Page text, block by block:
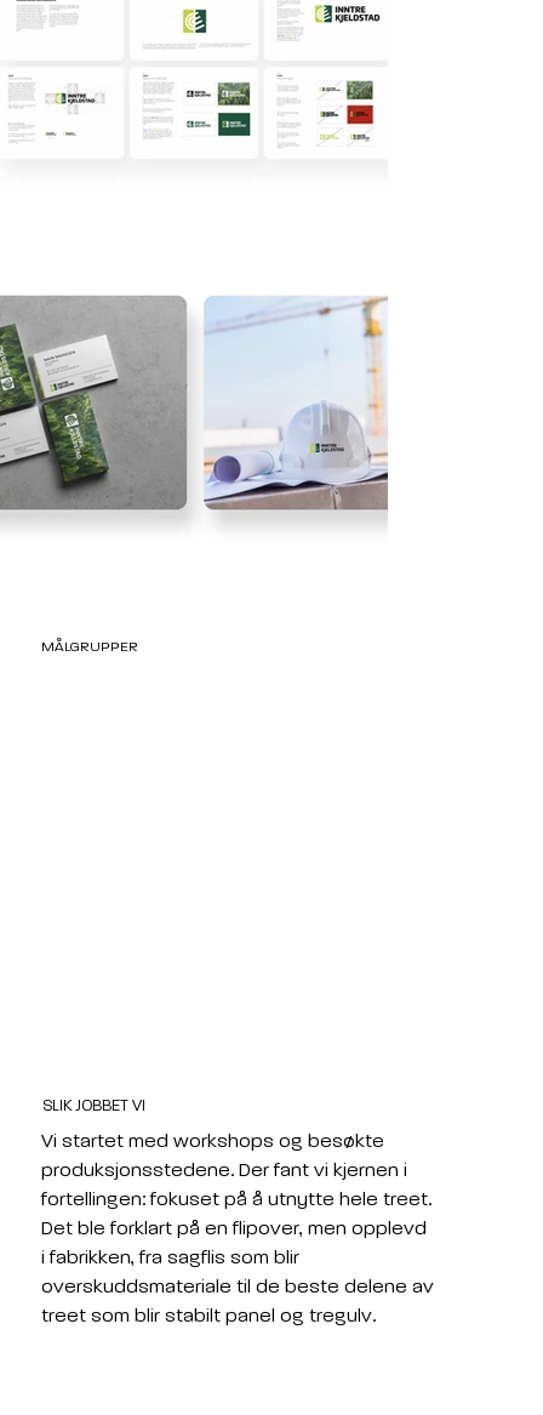
MÅLGRUPPER
SLIK JOBBET VI
Vi startet med workshops og besøkte
produksjonsstedene. Der fant vi kjernen i
fortellingen: fokuset på å utnytte hele treet.
Det ble forklart på en flipover, men opplevd
i fabrikken, fra sagflis som blir
overskuddsmateriale til de beste delene av
treet som blir stabilt panel og tregulv.